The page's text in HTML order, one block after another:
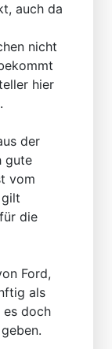
auch da
nicht
hier
der
gute
vom
die
Ford,
als
es doch